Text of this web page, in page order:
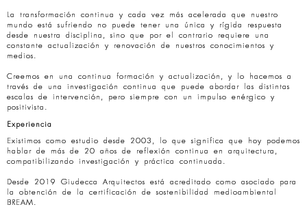
La transformación continua y cada vez más acelerada que nuestro
mundo está sufriendo no puede tener una única y rígida respuesta
desde nuestra disciplina, sino que por el contrario requiere una
constante actualización y renovación de nuestros conocimientos y
medios.
Creemos en una continua formación y actualización, y lo hacemos a
través de una investigación continua que puede abordar las distintas
escalas de intervención, pero siempre con un impulso enérgico y
positivista.
Experiencia
Existimos como estudio desde 2003, lo que significa que hoy podemos
hablar de más de 20 años de reflexión continua en arquitectura,
compatibilizando investigación y práctica continuada.
Desde 2019 Giudecca Arquitectos está acreditado como asociado para
la obtención de la certificación de sostenibilidad medioambiental
BREAM.